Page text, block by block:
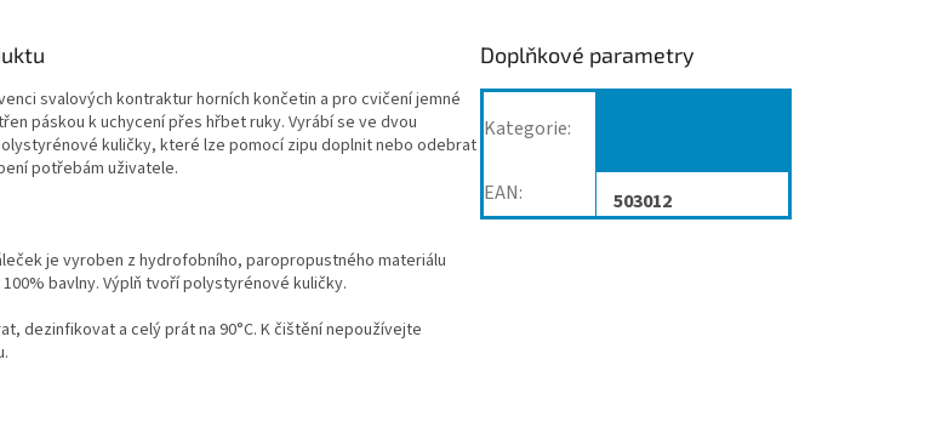
svalových kontraktur horních končetin a pro cvičení jemné
páskou k uchycení přes hřbet ruky. Vyrábí se ve dvou
kuličky, které lze pomocí zipu doplnit nebo odebrat
potřebám uživatele.
je vyroben z hydrofobního, paropropustného materiálu
bavlny. Výplň tvoří polystyrénové kuličky.
dezinfikovat a celý prát na 90°C. K čištění nepoužívejte
Doplňkové parametry
Kategorie:
EAN: 503012